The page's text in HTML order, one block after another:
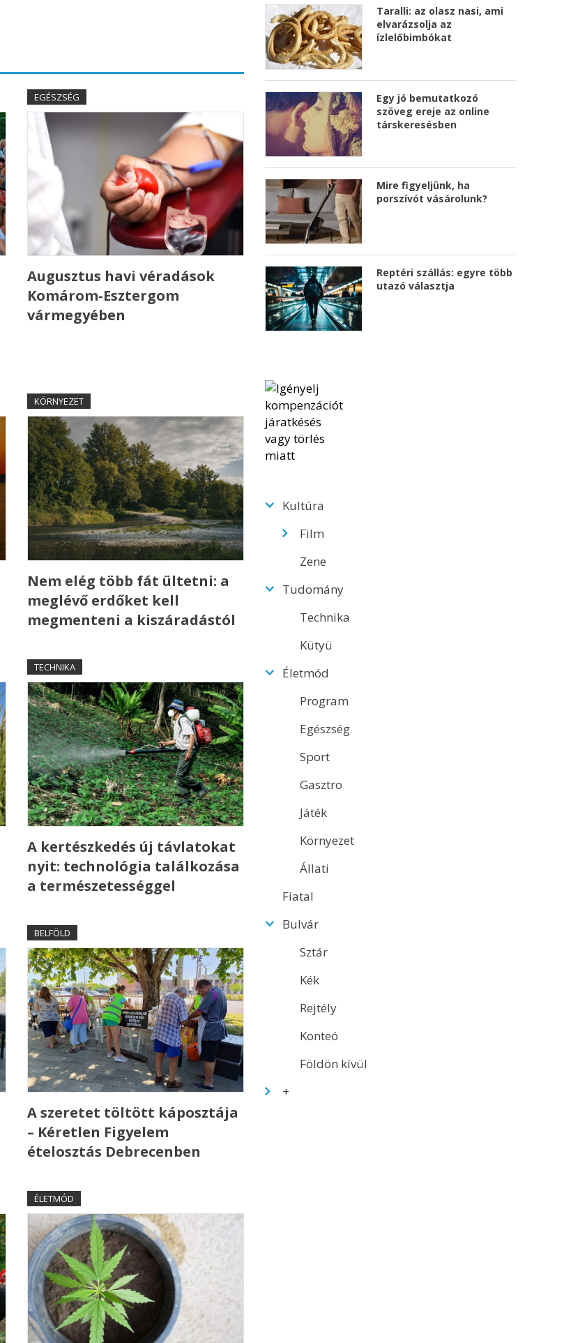
EGÉSZSÉG
Augusztus havi véradások
Komárom-Esztergom
vármegyében
KÖRNYEZET
Nem elég több fát ültetni: a
meglévő erdőket kell
megmenteni a kiszáradástól
TECHNIKA
A kertészkedés új távlatokat
nyit: technológia találkozása
a természetességgel
BELFÖLD
A szeretet töltött káposztája
– Kéretlen Figyelem
ételosztás Debrecenben
ÉLETMÓD
Taralli: az olasz nasi, ami
elvarázsolja az
ízlelőbimbókat
Egy jó bemutatkozó
szöveg ereje az online
társkeresésben
Mire figyeljünk, ha
porszívót vásárolunk?
Reptéri szállás: egyre több
utazó választja
Kultúra
Film
Zene
Tudomány
Technika
Kütyü
Életmód
Program
Egészség
Sport
Gasztro
Játék
Környezet
Állati
Fiatal
Bulvár
Sztár
Kék
Rejtély
Konteó
Földön kívül
+